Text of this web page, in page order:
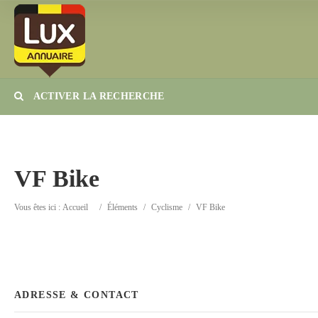
ACTIVER LA RECHERCHE
VF Bike
Vous êtes ici : Accueil / Éléments / Cyclisme / VF Bike
ADRESSE & CONTACT